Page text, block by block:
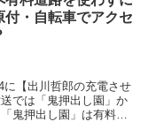
付・自転車でアクセ